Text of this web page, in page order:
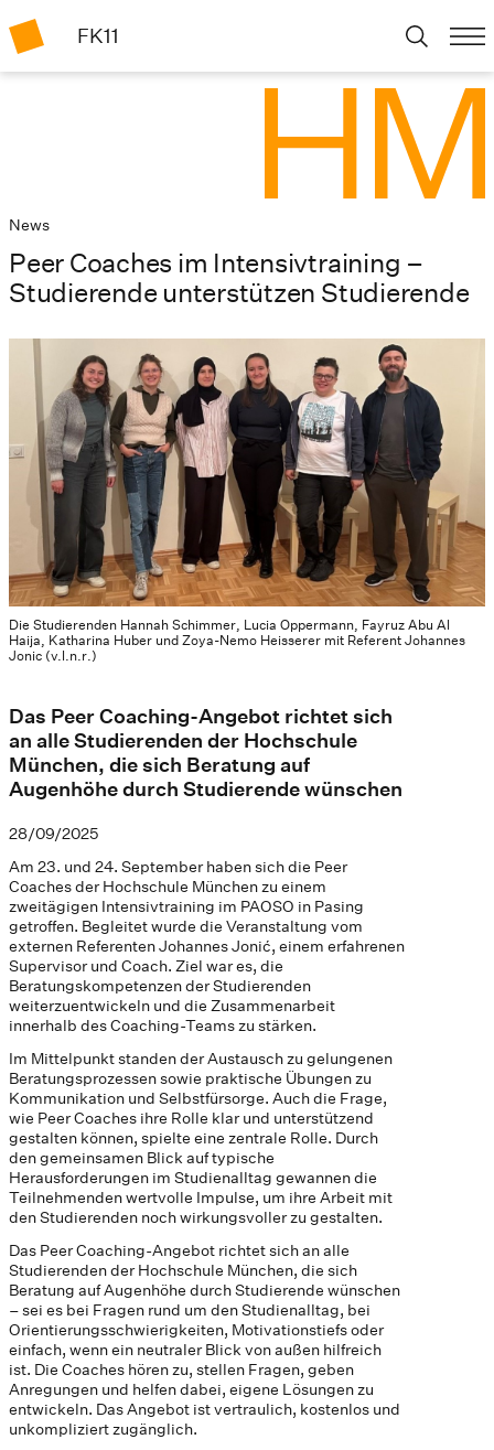
FK11
News
Peer Coaches im Intensivtraining –
Studierende unterstützen Studierende
Die Studierenden Hannah Schimmer, Lucia Oppermann, Fayruz Abu Al
Haija, Katharina Huber und Zoya-Nemo Heisserer mit Referent Johannes
Jonic (v.l.n.r.)
Das Peer Coaching-Angebot richtet sich
an alle Studierenden der Hochschule
München, die sich Beratung auf
Augenhöhe durch Studierende wünschen
28/09/2025
Am 23. und 24. September haben sich die Peer
Coaches der Hochschule München zu einem
zweitägigen Intensivtraining im PAOSO in Pasing
getroffen. Begleitet wurde die Veranstaltung vom
externen Referenten Johannes Jonić, einem erfahrenen
Supervisor und Coach. Ziel war es, die
Beratungskompetenzen der Studierenden
weiterzuentwickeln und die Zusammenarbeit
innerhalb des Coaching-Teams zu stärken.
Im Mittelpunkt standen der Austausch zu gelungenen
Beratungsprozessen sowie praktische Übungen zu
Kommunikation und Selbstfürsorge. Auch die Frage,
wie Peer Coaches ihre Rolle klar und unterstützend
gestalten können, spielte eine zentrale Rolle. Durch
den gemeinsamen Blick auf typische
Herausforderungen im Studienalltag gewannen die
Teilnehmenden wertvolle Impulse, um ihre Arbeit mit
den Studierenden noch wirkungsvoller zu gestalten.
Das Peer Coaching-Angebot richtet sich an alle
Studierenden der Hochschule München, die sich
Beratung auf Augenhöhe durch Studierende wünschen
– sei es bei Fragen rund um den Studienalltag, bei
Orientierungsschwierigkeiten, Motivationstiefs oder
einfach, wenn ein neutraler Blick von außen hilfreich
ist. Die Coaches hören zu, stellen Fragen, geben
Anregungen und helfen dabei, eigene Lösungen zu
entwickeln. Das Angebot ist vertraulich, kostenlos und
unkompliziert zugänglich.